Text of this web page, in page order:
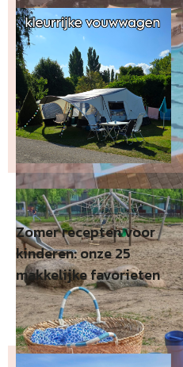
Zomer recepten voor
kinderen: onze 25
makkelijke favorieten